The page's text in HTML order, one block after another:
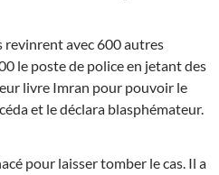
revinrent avec 600 autres
le poste de police en jetant des
livre Imran pour pouvoir le
et le déclara blasphémateur.
pour laisser tomber le cas. Il a